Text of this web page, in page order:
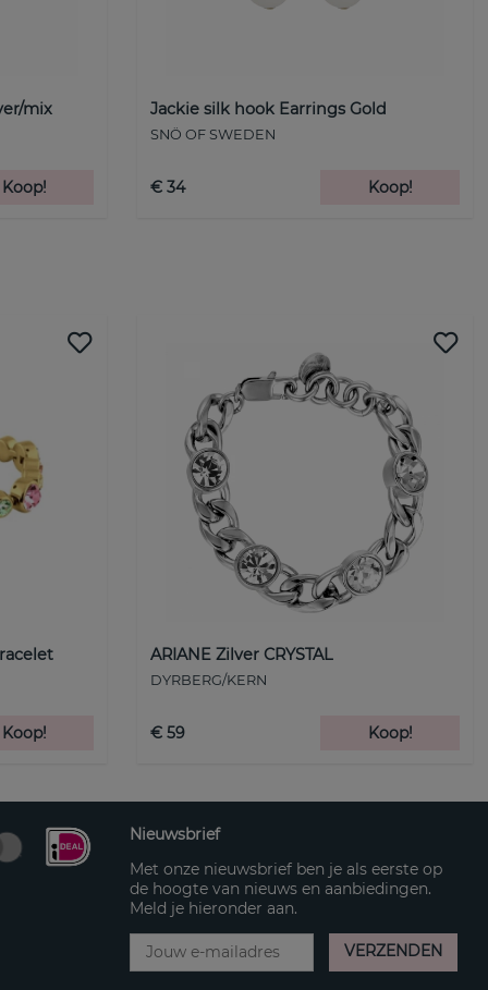
mix
Koop!
Jackie silk hook Earrings Gold
SNÖ OF SWEDEN
€ 34 Koop!
Koop!
ARIANE Zilver CRYSTAL
DYRBERG/KERN
€ 59 Koop!
Nieuwsbrief
Met onze nieuwsbrief ben je als eerste op
de hoogte van nieuws en aanbiedingen.
Meld je hieronder aan.
VERZENDEN